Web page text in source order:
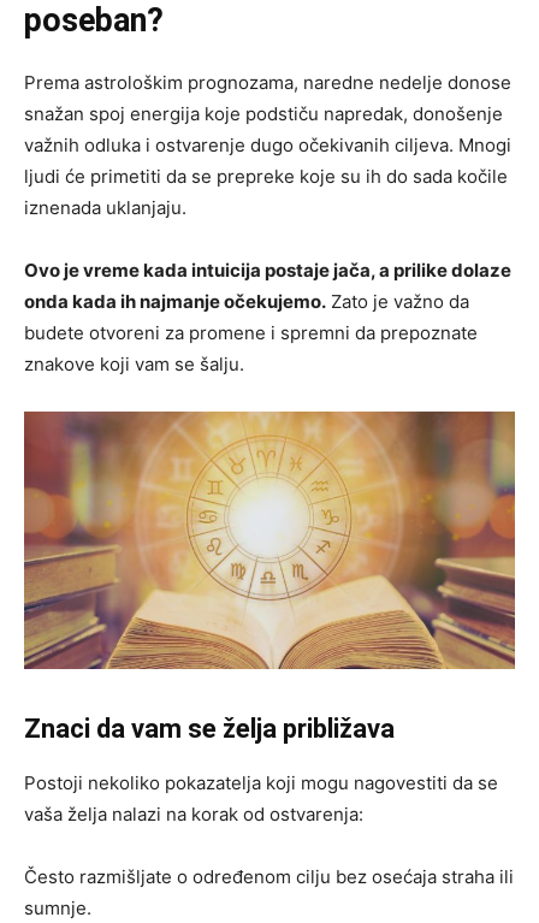
poseban?
Prema astrološkim prognozama, naredne nedelje donose
snažan spoj energija koje podstiču napredak, donošenje
važnih odluka i ostvarenje dugo očekivanih ciljeva. Mnogi
ljudi će primetiti da se prepreke koje su ih do sada kočile
iznenada uklanjaju.
Ovo je vreme kada intuicija postaje jača, a prilike dolaze
onda kada ih najmanje očekujemo. Zato je važno da
budete otvoreni za promene i spremni da prepoznate
znakove koji vam se šalju.
Znaci da vam se želja približava
Postoji nekoliko pokazatelja koji mogu nagovestiti da se
vaša želja nalazi na korak od ostvarenja:
Često razmišljate o određenom cilju bez osećaja straha ili
sumnje.